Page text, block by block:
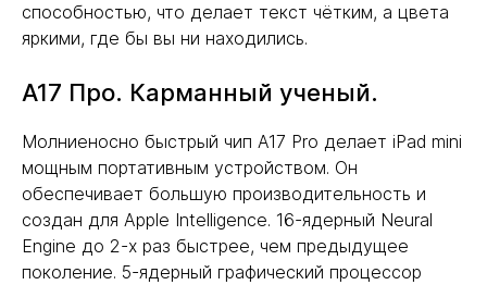
способностью, что делает текст чётким, а цвета
яркими, где бы вы ни находились.
А17 Про. Карманный ученый.
Молниеносно быстрый чип A17 Pro делает iPad mini
мощным портативным устройством. Он
обеспечивает большую производительность и
создан для Apple Intelligence. 16-ядерный Neural
Engine до 2-х раз быстрее, чем предыдущее
поколение. 5-ядерный графический процессор